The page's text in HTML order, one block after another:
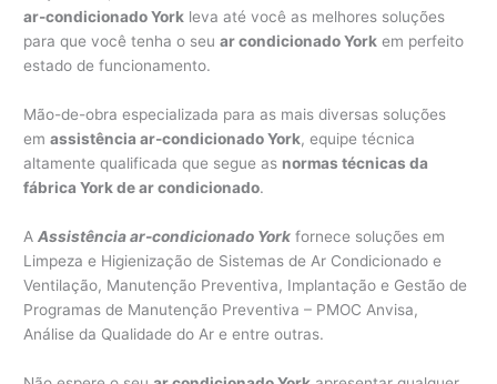
ar-condicionado York leva até você as melhores soluções
para que você tenha o seuar condicionado York em perfeito
estado de funcionamento.
Mão-de-obra especializada para as mais diversas soluções
emassistência ar-condicionado York, equipe técnica
altamente qualificada que segue as normas técnicas da
fábrica York de ar condicionado.
AAssistência ar-condicionado York fornece soluções em
Limpeza e Higienização de Sistemas de Ar Condicionado e
Ventilação, Manutenção Preventiva, Implantação e Gestão de
Programas de Manutenção Preventiva – PMOC Anvisa,
Análise da Qualidade do Ar e entre outras.